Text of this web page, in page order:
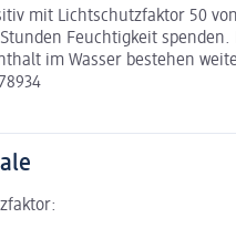
mit Lichtschutzfaktor 50
Feuchtigkeit
im Wasser bestehen